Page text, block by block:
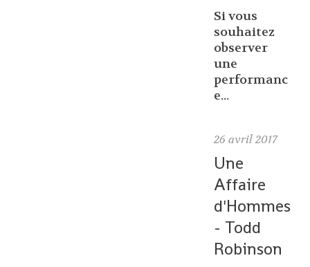
Si vous
souhaitez
observer
une
performanc
e...
26 avril 2017
Une
Affaire
d'Hommes
- Todd
Robinson